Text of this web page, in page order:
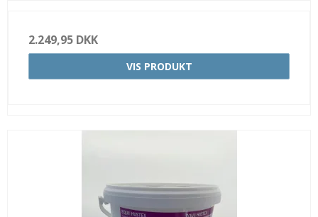
2.249,95 DKK
VIS PRODUKT